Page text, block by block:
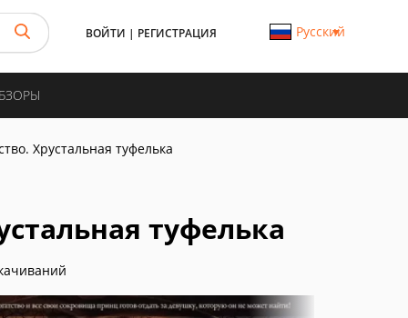
ВОЙТИ | РЕГИСТРАЦИЯ Русский
Хрустальная туфелька
туфелька